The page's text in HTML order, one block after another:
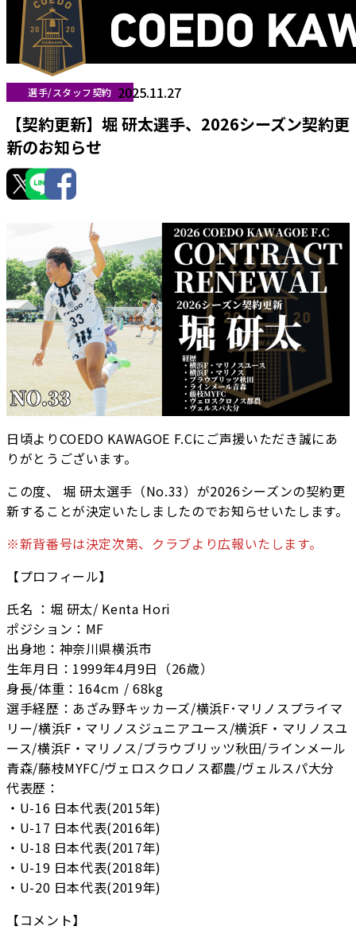
選手/スタッフ契約 2025.11.27
【契約更新】堀 研太選手、2026シーズン契約更
新のお知らせ
日頃よりCOEDO KAWAGOE F.Cにご声援いただき誠にあ
りがとうございます。
この度、 堀 研太選手（No.33）が2026シーズンの契約更
新することが決定いたしましたのでお知らせいたします。
※新背番号は決定次第、クラブより広報いたします。
【プロフィール】
氏名 ：堀 研太/ Kenta Hori
ポジション：MF
出身地：神奈川県横浜市
生年月日：1999年4月9日（26歳）
身長/体重：164cm / 68kg
選手経歴：あざみ野キッカーズ/横浜F･マリノスプライマ
リー/横浜F・マリノスジュニアユース/横浜F・マリノスユ
ース/横浜F・マリノス/ブラウブリッツ秋田/ラインメール
青森/藤枝MYFC/ヴェロスクロノス都農/ヴェルスパ大分
代表歴：
・U-16 日本代表(2015年)
・U-17 日本代表(2016年)
・U-18 日本代表(2017年)
・U-19 日本代表(2018年)
・U-20 日本代表(2019年)
【コメント】